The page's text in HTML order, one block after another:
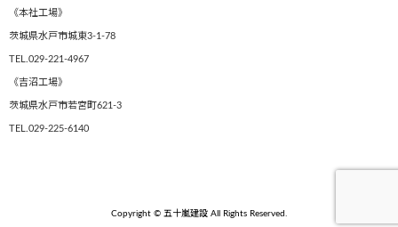
《本社工場》
茨城県水戸市城東3-1-78
TEL.029-221-4967
《吉沼工場》
茨城県水戸市若宮町621-3
TEL.029-225-6140
Copyright © 五十嵐建設 All Rights Reserved.